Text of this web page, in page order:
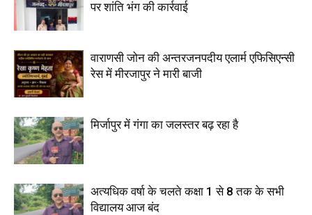
पर शांति भंग की कार्रवाई
वाराणसी जोन की अन्तरजनपदीय एलार्म एफिसिएन्सी
रेस में मीरजापुर ने मारी बाजी
मिर्जापुर में गंगा का जलस्तर बढ़ रहा है
अत्यधिक वर्षा के चलते कक्षा 1 से 8 तक के सभी
विद्यालय आज बंद